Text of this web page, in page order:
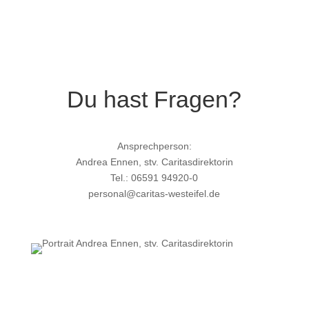
Du hast Fragen?
Ansprechperson:
Andrea Ennen, stv. Caritasdirektorin
Tel.: 06591 94920-0
personal@caritas-westeifel.de